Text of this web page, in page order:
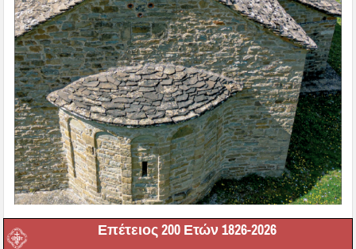
Επέτειος 200 Ετών 1826-2026